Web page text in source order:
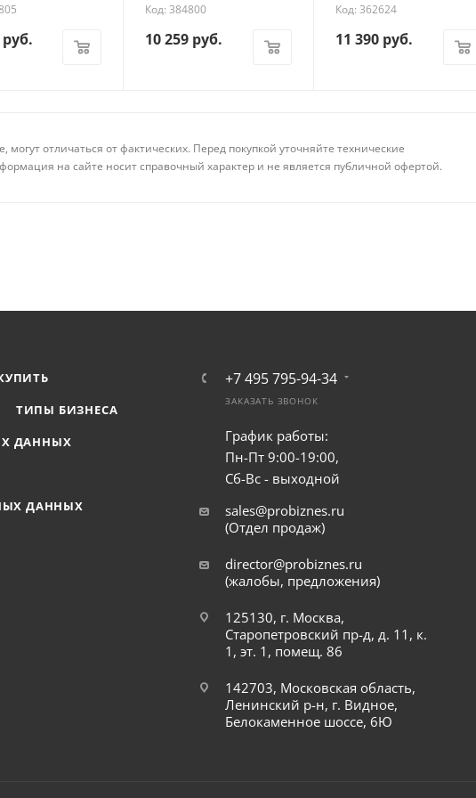
Код: 384800
10 259 руб.
Код: 362624
11 390 руб.
отличаться от фактических. Перед покупкой уточняйте технические
на сайте носит справочный характер и не является публичной офертой.
ТИПЫ БИЗНЕСА
ДАННЫХ
ДАННЫХ
+7 495 795-94-34
ЗАКАЗАТЬ ЗВОНОК
График работы:
Пн-Пт 9:00-19:00,
Сб-Вс - выходной
sales@probiznes.ru
(Отдел продаж)
director@probiznes.ru
(жалобы, предложения)
125130, г. Москва,
Старопетровский пр-д, д. 11, к.
1, эт. 1, помещ. 86
142703, Московская область,
Ленинский р-н, г. Видное,
Белокаменное шоссе, 6Ю